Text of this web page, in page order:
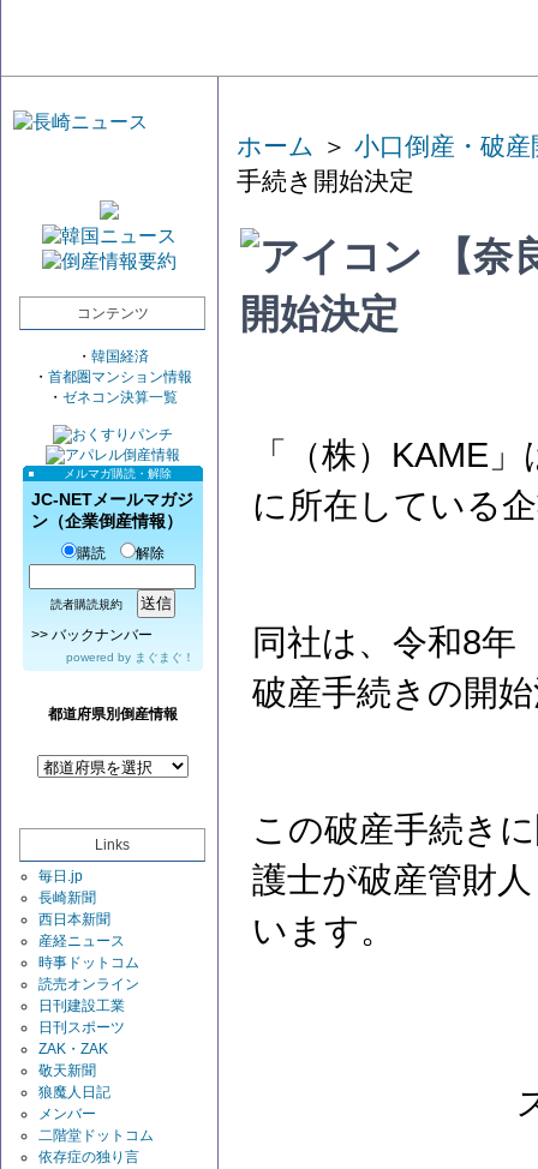
コンテンツ
・ 韓国経済
・ 首都圏マンション情報
・ ゼネコン決算一覧
メルマガ購読・解除
JC-NETメールマガジ
ン（企業倒産情報）
購読 解除
読者購読規約
>> バックナンバー
powered by まぐまぐ！
都道府県別倒産情報
Links
毎日.jp
長崎新聞
西日本新聞
産経ニュース
時事ドットコム
読売オンライン
日刊建設工業
日刊スポーツ
ZAK・ZAK
敬天新聞
狼魔人日記
メンバー
二階堂ドットコム
依存症の独り言
ホーム ＞ 小口倒産・破産
手続き開始決定
【奈
開始決定
「（株）KAME
に所在している
同社は、令和8年
破産手続きの開
この破産手続き
護士が破産管財
います。